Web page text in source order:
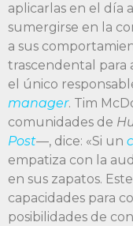
aplicarlas en el día
sumergirse en la
a sus
trascendental para
el único
manager. Tim
comunidades de
Post—, dice: «Si un
empatiza con la
en sus zapatos.
capacidades para
posibilidades de